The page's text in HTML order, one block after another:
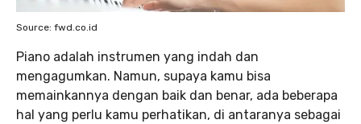
Source: fwd.co.id
Piano adalah instrumen yang indah dan
mengagumkan. Namun, supaya kamu bisa
memainkannya dengan baik dan benar, ada beberapa
hal yang perlu kamu perhatikan, di antaranya sebagai